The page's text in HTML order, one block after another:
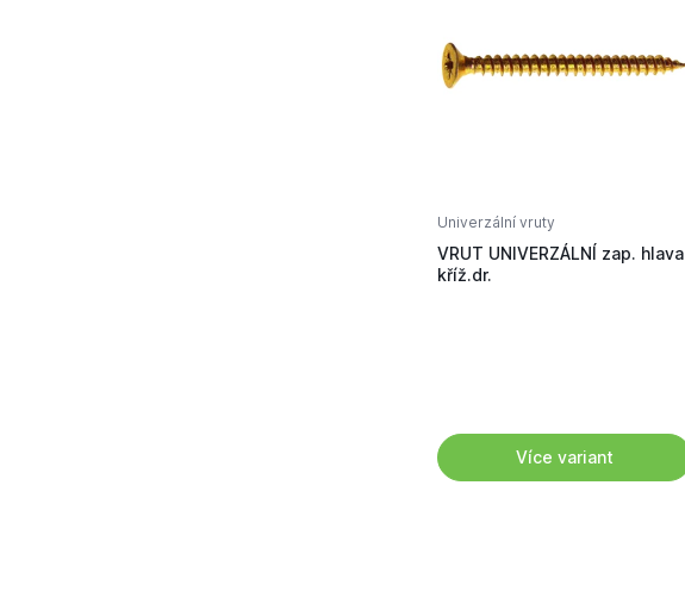
Univerzální vruty
VRUT UNIVERZÁLNÍ zap. hlava
kříž.dr.
Více variant